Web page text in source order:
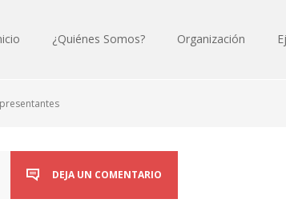
¿Quiénes Somos? Organización
DEJA UN COMENTARIO